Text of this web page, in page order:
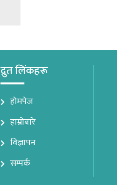
द्रुत लिंकहरू
होमपेज
हाम्रोबारे
विज्ञापन
सम्पर्क